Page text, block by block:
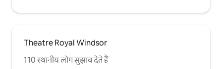
Theatre Royal Windsor
110 स्थानीय लोग सुझाव देते हैं